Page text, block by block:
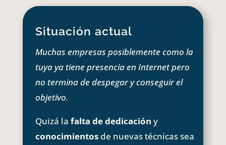
Situación actual
Muchas empresas posiblemente como la
tuya ya tiene presencia en Internet pero
no termina de despegar y conseguir el
objetivo.
Quizá la falta de dedicación y
conocimientosde nuevas técnicas sea